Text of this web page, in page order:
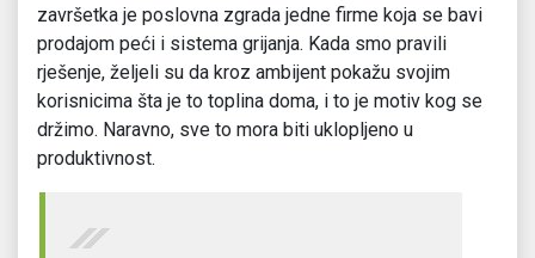
završetka je poslovna zgrada jedne firme koja se bavi
prodajom peći i sistema grijanja. Kada smo pravili
rješenje, željeli su da kroz ambijent pokažu svojim
korisnicima šta je to toplina doma, i to je motiv kog se
držimo. Naravno, sve to mora biti uklopljeno u
produktivnost.